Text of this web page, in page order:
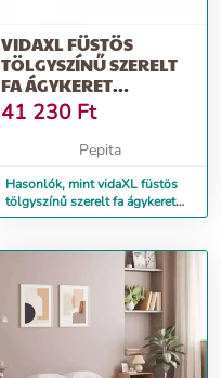
VIDAXL FÜSTÖS
TÖLGYSZÍNŰ SZERELT
FA ÁGYKERET
FEJTÁMLÁVAL 90 X 200
CM
41 230 Ft
Pepita
Hasonlók, mint vidaXL füstös
tölgyszínű szerelt fa ágykeret
fejtámlával 90 x 200 cm